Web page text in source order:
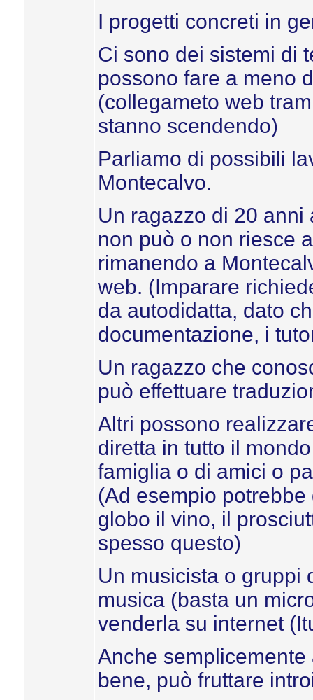
I progetti concreti in
Ci sono dei sistemi di
possono fare a meno
(collegameto web
stanno scendendo)
Parliamo di possibili
Montecalvo.
Un ragazzo di 20
non può o non riesce
rimanendo a
web. (Imparare
da autodidatta, dato
documentazione, i
Un ragazzo che
può effettuare
Altri possono
diretta in tutto il
famiglia o di amici o
(Ad esempio
globo il vino, il
spesso questo)
Un musicista o gruppi
musica (basta un
venderla su internet
Anche
bene, può fruttare